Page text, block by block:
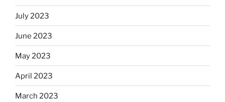
July 2023
June 2023
May 2023
April 2023
March 2023